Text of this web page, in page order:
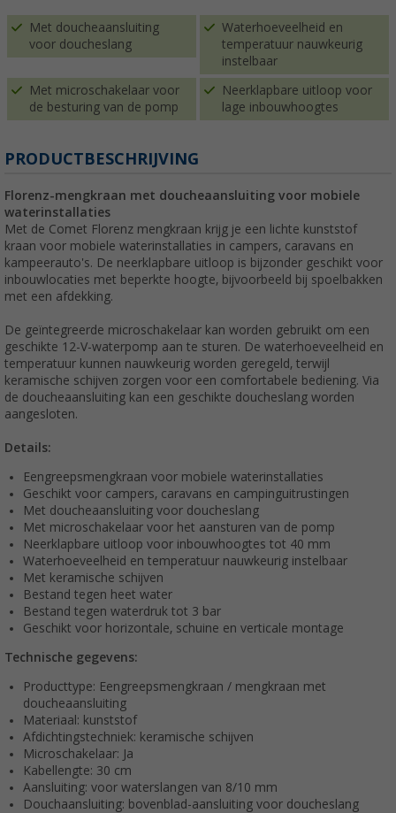
Met doucheaansluiting
voor doucheslang
Waterhoeveelheid en
temperatuur nauwkeurig
instelbaar
Met microschakelaar voor
de besturing van de pomp
Neerklapbare uitloop voor
lage inbouwhoogtes
PRODUCTBESCHRIJVING
Florenz-mengkraan met doucheaansluiting voor mobiele
waterinstallaties
Met de Comet Florenz mengkraan krijg je een lichte kunststof
kraan voor mobiele waterinstallaties in campers, caravans en
kampeerauto's. De neerklapbare uitloop is bijzonder geschikt voor
inbouwlocaties met beperkte hoogte, bijvoorbeeld bij spoelbakken
met een afdekking.
De geïntegreerde microschakelaar kan worden gebruikt om een
geschikte 12-V-waterpomp aan te sturen. De waterhoeveelheid en
temperatuur kunnen nauwkeurig worden geregeld, terwijl
keramische schijven zorgen voor een comfortabele bediening. Via
de doucheaansluiting kan een geschikte doucheslang worden
aangesloten.
Details:
Eengreepsmengkraan voor mobiele waterinstallaties
Geschikt voor campers, caravans en campinguitrustingen
Met doucheaansluiting voor doucheslang
Met microschakelaar voor het aansturen van de pomp
Neerklapbare uitloop voor inbouwhoogtes tot 40 mm
Waterhoeveelheid en temperatuur nauwkeurig instelbaar
Met keramische schijven
Bestand tegen heet water
Bestand tegen waterdruk tot 3 bar
Geschikt voor horizontale, schuine en verticale montage
Technische gegevens:
Producttype: Eengreepsmengkraan / mengkraan met
doucheaansluiting
Materiaal: kunststof
Afdichtingstechniek: keramische schijven
Microschakelaar: Ja
Kabellengte: 30 cm
Aansluiting: voor waterslangen van 8/10 mm
Douchaansluiting: bovenblad-aansluiting voor doucheslang